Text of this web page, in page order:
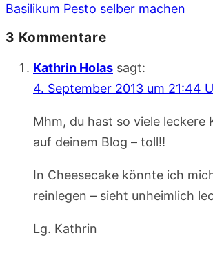
Basilikum Pesto selber machen
3 Kommentare
Kathrin Holas sagt:
4. September 2013 um 21:44
Mhm, du hast so viele leckere
auf deinem Blog – toll!!
In Cheesecake könnte ich
reinlegen – sieht unheimlich
Lg. Kathrin